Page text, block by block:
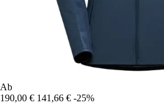
Ab
190,00 € 141,66 € -25%